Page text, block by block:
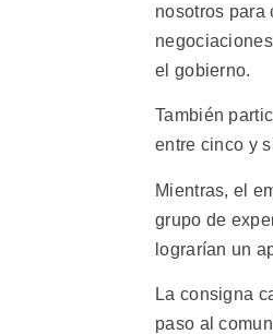
nosotros para
el gobierno.
También
entre cinco y
Mientras, el
grupo de
lograrían un
La consigna
paso al